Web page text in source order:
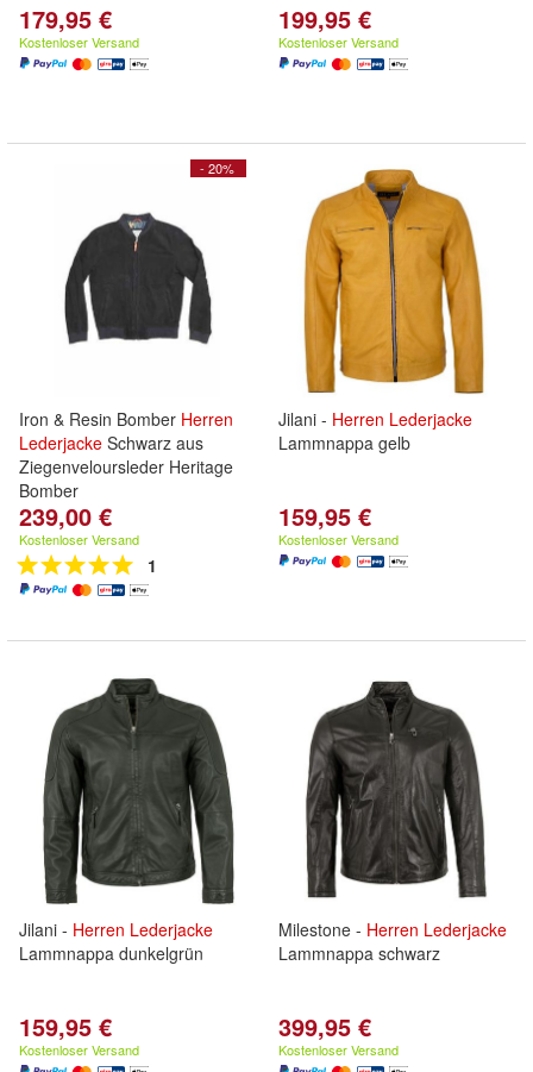
179,95 €
Kostenloser Versand
199,95 €
Kostenloser Versand
- 20%
Iron & Resin Bomber Herren
Lederjacke Schwarz aus
Ziegenveloursleder Heritage
Bomber
239,00 €
Kostenloser Versand
1
Jilani - Herren Lederjacke
Lammnappa gelb
159,95 €
Kostenloser Versand
Jilani - Herren Lederjacke
Lammnappa dunkelgrün
159,95 €
Kostenloser Versand
Milestone - Herren Lederjacke
Lammnappa schwarz
399,95 €
Kostenloser Versand